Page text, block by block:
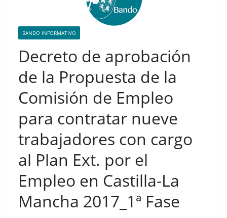
BANDO INFORMATIVO
Decreto de aprobación
de la Propuesta de la
Comisión de Empleo
para contratar nueve
trabajadores con cargo
al Plan Ext. por el
Empleo en Castilla-La
Mancha 2017_1ª Fase